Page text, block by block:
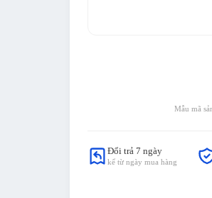
Mẫu mã
Đổi trả 7 ngày
kể từ ngày mua hàng